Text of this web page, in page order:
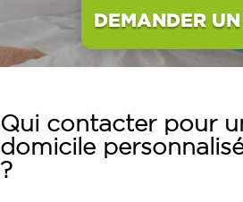
DEMANDER
Qui contacter pour
domicile
?